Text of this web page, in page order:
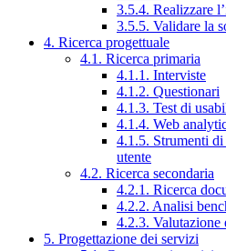
3.5.4. Realizzare
3.5.5. Validare la
4. Ricerca progettuale
4.1. Ricerca primaria
4.1.1. Interviste
4.1.2. Questionari
4.1.3. Test di
4.1.4. Web
4.1.5. Strumenti di
utente
4.2. Ricerca secondaria
4.2.1. Ricerca
4.2.2. Analisi
4.2.3. Valutazione
5. Progettazione dei servizi